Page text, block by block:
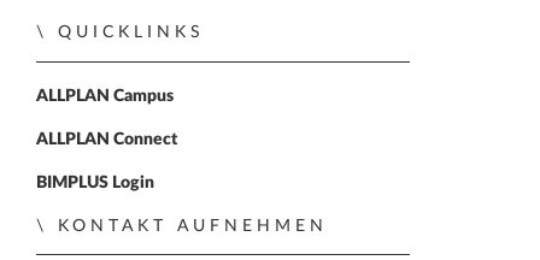
QUICKLINKS
ALLPLAN Campus
ALLPLAN Connect
BIMPLUS Login
KONTAKT AUFNEHMEN